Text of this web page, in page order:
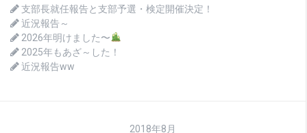
支部長就任報告と支部予選・検定開催決定！
近況報告～
2026年明けました〜
2025年もあざ～した！
近況報告ww
2018年8月